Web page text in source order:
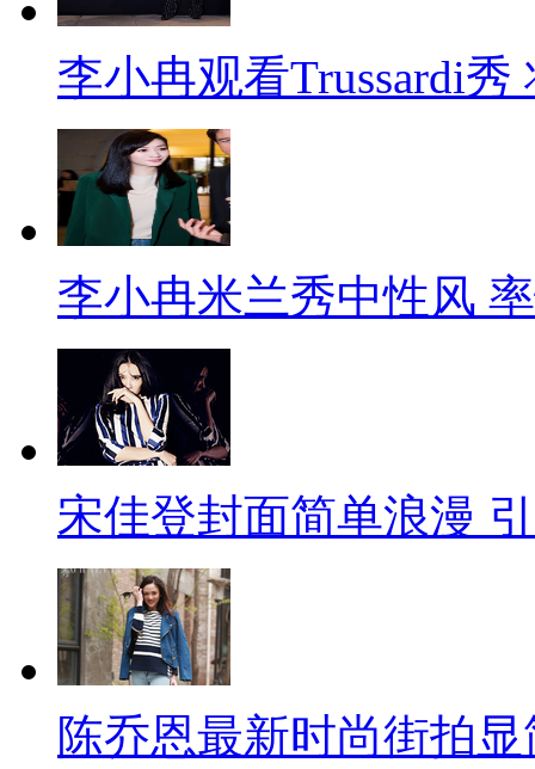
李小冉观看Trussardi
李小冉米兰秀中性风
宋佳登封面简单浪漫
陈乔恩最新时尚街拍